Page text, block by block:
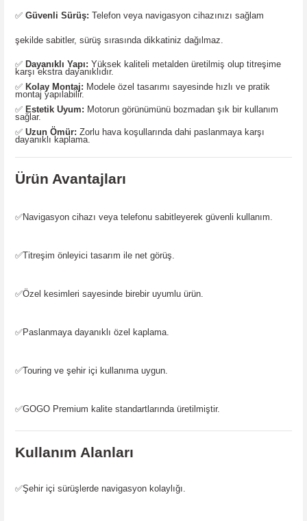
✅ Güvenli Sürüş: Telefon veya navigasyon cihazınızı sağlam
şekilde sabitler, sürüş sırasında dikkatiniz dağılmaz.
✅ Dayanıklı Yapı: Yüksek kaliteli metalden üretilmiş olup titreşime
karşı ekstra dayanıklıdır.
✅ Kolay Montaj: Modele özel tasarımı sayesinde hızlı ve pratik
montaj yapılabilir.
✅ Estetik Uyum: Motorun görünümünü bozmadan şık bir kullanım
sağlar.
✅ Uzun Ömür: Zorlu hava koşullarında dahi paslanmaya karşı
dayanıklı kaplama.
Ürün Avantajları
✅Navigasyon cihazı veya telefonu sabitleyerek güvenli kullanım.
✅Titreşim önleyici tasarım ile net görüş.
✅Özel kesimleri sayesinde birebir uyumlu ürün.
✅Paslanmaya dayanıklı özel kaplama.
✅Touring ve şehir içi kullanıma uygun.
✅GOGO Premium kalite standartlarında üretilmiştir.
Kullanım Alanları
✅Şehir içi sürüşlerde navigasyon kolaylığı.